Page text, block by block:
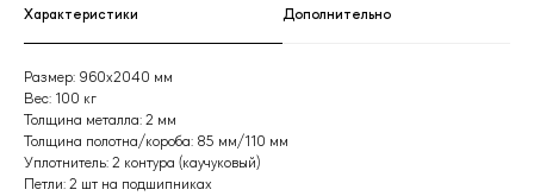
Характеристики Дополнительно
Размер: 960х2040 мм
Вес: 100 кг
Толщина металла: 2 мм
Толщина полотна/короба: 85 мм/110 мм
Уплотнитель: 2 контура (каучуковый)
Петли: 2 шт на подшипниках